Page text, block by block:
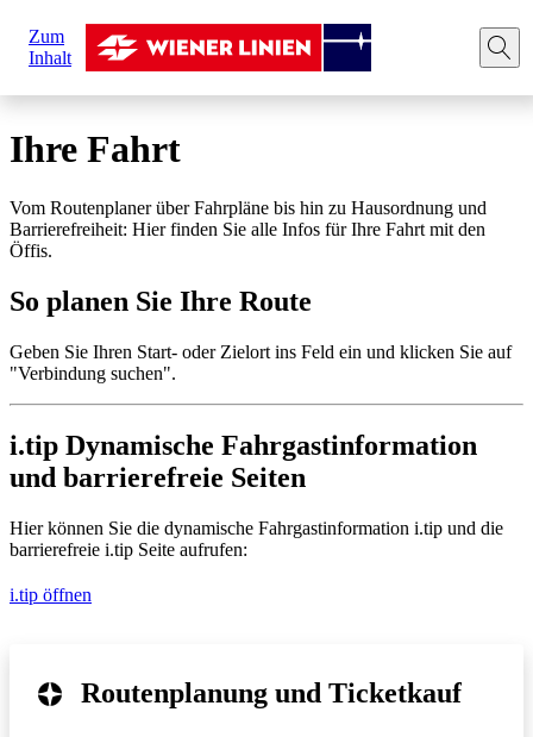
Zum
Inhalt
sind
hier:
Startseite Ihre Fahrt Route planen
Ihre Fahrt
Vom Routenplaner über Fahrpläne bis hin zu Hausordnung und
Barrierefreiheit: Hier finden Sie alle Infos für Ihre Fahrt mit den
Öffis.
So planen Sie Ihre Route
Geben Sie Ihren Start- oder Zielort ins Feld ein und klicken Sie auf
"Verbindung suchen".
i.tip Dynamische Fahrgastinformation
und barrierefreie Seiten
Hier können Sie die dynamische Fahrgastinformation i.tip und die
barrierefreie i.tip Seite aufrufen:
i.tip öffnen
Routenplanung und Ticketkauf